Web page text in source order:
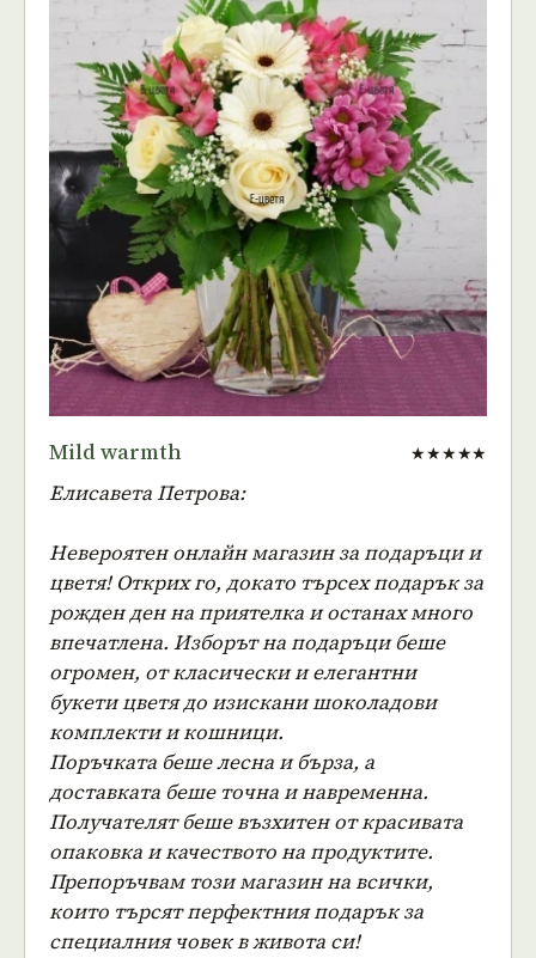
Mild warmth ★★★★★
Елисавета Петрова:
Невероятен онлайн магазин за подаръци и
цветя! Открих го, докато търсех подарък за
рожден ден на приятелка и останах много
впечатлена. Изборът на подаръци беше
огромен, от класически и елегантни
букети цветя до изискани шоколадови
комплекти и кошници.
Поръчката беше лесна и бърза, а
доставката беше точна и навременна.
Получателят беше възхитен от красивата
опаковка и качеството на продуктите.
Препоръчвам този магазин на всички,
които търсят перфектния подарък за
специалния човек в живота си!